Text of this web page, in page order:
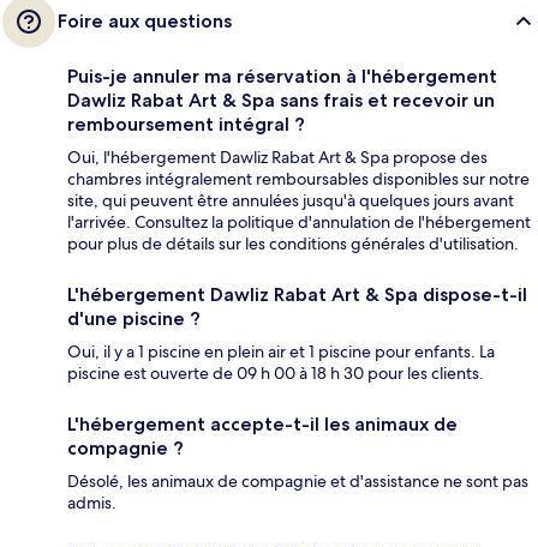
Foire aux questions
Puis-je annuler ma réservation à l'hébergement
Dawliz Rabat Art & Spa sans frais et recevoir un
remboursement intégral ?
Oui, l'hébergement Dawliz Rabat Art & Spa propose des
chambres intégralement remboursables disponibles sur notre
site, qui peuvent être annulées jusqu'à quelques jours avant
l'arrivée. Consultez la politique d'annulation de l'hébergement
pour plus de détails sur les conditions générales d'utilisation.
L'hébergement Dawliz Rabat Art & Spa dispose-t-il
d'une piscine ?
Oui, il y a 1 piscine en plein air et 1 piscine pour enfants. La
piscine est ouverte de 09 h 00 à 18 h 30 pour les clients.
L'hébergement accepte-t-il les animaux de
compagnie ?
Désolé, les animaux de compagnie et d'assistance ne sont pas
admis.